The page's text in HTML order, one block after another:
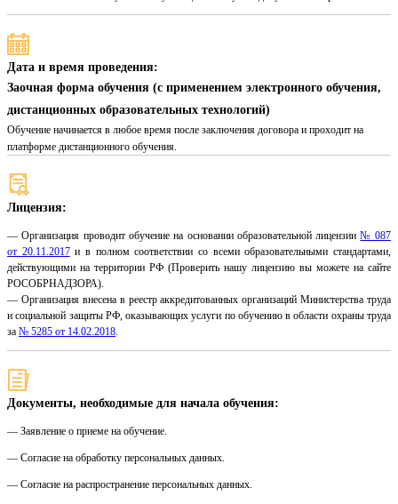
Дата и время проведения:
Заочная форма обучения (с применением электронного обучения,
дистанционных образовательных технологий)
Обучение начинается в любое время после заключения договора и проходит на
платформе дистанционного обучения.
Лицензия:
— Организация проводит обучение на основании образовательной лицензии№ 087
от 20.11.2017и в полном соответствии со всеми образовательными стандартами,
действующими на территории РФ (Проверить нашу лицензию вы можете на сайте
РОСОБРНАДЗОРА).
— Организация внесена в реестр аккредитованных организаций Министерства труда
и социальной защиты РФ, оказывающих услуги по обучению в области охраны труда
за № 5285 от 14.02.2018.
Документы, необходимые для начала обучения:
— Заявление о приеме на обучение.
— Согласие на обработку персональных данных.
— Согласие на распространение персональных данных.